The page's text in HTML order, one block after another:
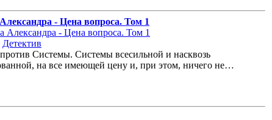
- Цена вопроса. Том 1
Детектив
Системы. Системы всесильной и насквозь
на все имеющей цену и, при этом, ничего не…